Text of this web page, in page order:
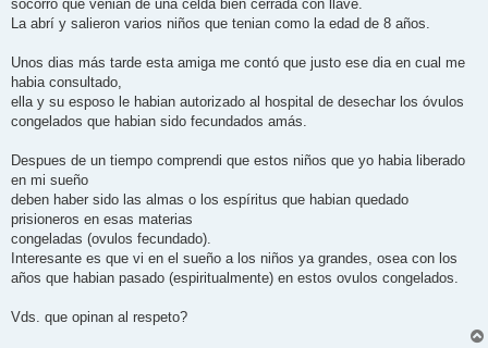
socorro que venian de una celda bien cerrada con llave.
La abrí y salieron varios niños que tenian como la edad de 8 años.
Unos dias más tarde esta amiga me contó que justo ese dia en cual me
habia consultado,
ella y su esposo le habian autorizado al hospital de desechar los óvulos
congelados que habian sido fecundados amás.
Despues de un tiempo comprendi que estos niños que yo habia liberado
en mi sueño
deben haber sido las almas o los espíritus que habian quedado
prisioneros en esas materias
congeladas (ovulos fecundado).
Interesante es que vi en el sueño a los niños ya grandes, osea con los
años que habian pasado (espiritualmente) en estos ovulos congelados.
Vds. que opinan al respeto?